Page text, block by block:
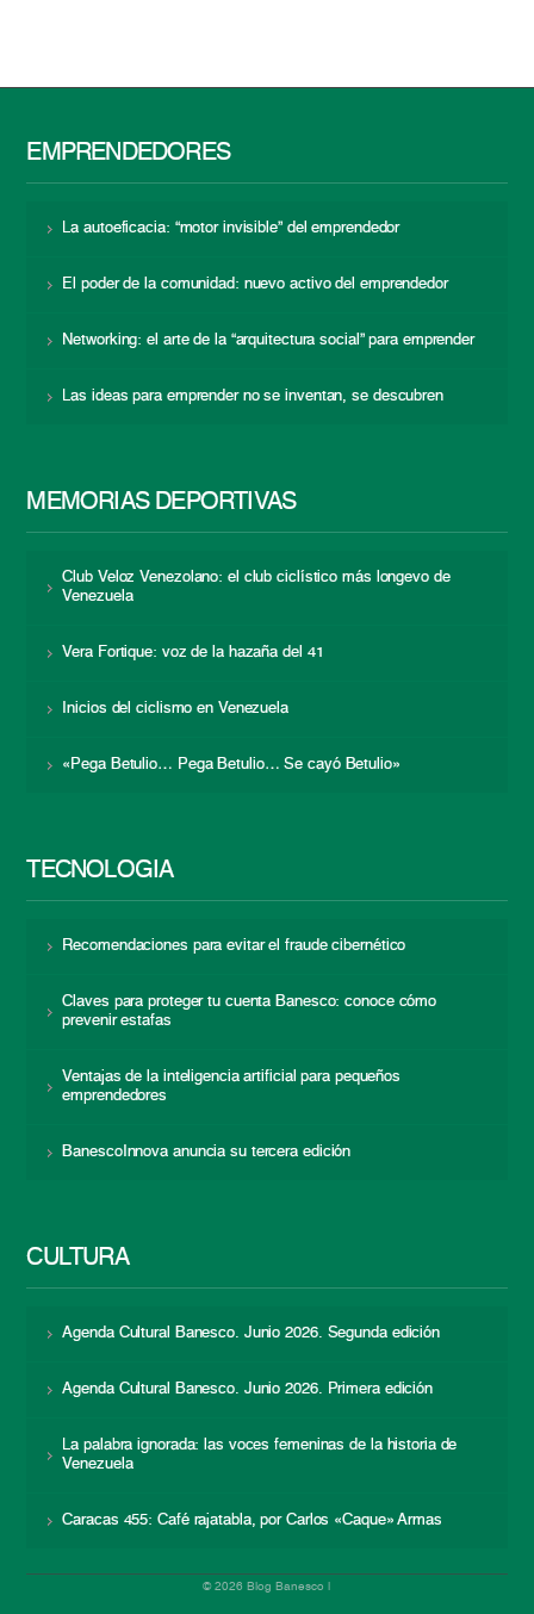
EMPRENDEDORES
La autoeficacia: “motor invisible” del emprendedor
El poder de la comunidad: nuevo activo del emprendedor
Networking: el arte de la “arquitectura social” para emprender
Las ideas para emprender no se inventan, se descubren
MEMORIAS DEPORTIVAS
Club Veloz Venezolano: el club ciclístico más longevo de
Venezuela
Vera Fortique: voz de la hazaña del 41
Inicios del ciclismo en Venezuela
«Pega Betulio… Pega Betulio… Se cayó Betulio»
TECNOLOGÍA
Recomendaciones para evitar el fraude cibernético
Claves para proteger tu cuenta Banesco: conoce cómo
prevenir estafas
Ventajas de la inteligencia artificial para pequeños
emprendedores
BanescoInnova anuncia su tercera edición
CULTURA
Agenda Cultural Banesco. Junio 2026. Segunda edición
Agenda Cultural Banesco. Junio 2026. Primera edición
La palabra ignorada: las voces femeninas de la historia de
Venezuela
Caracas 455: Café rajatabla, por Carlos «Caque» Armas
© 2026 Blog Banesco |